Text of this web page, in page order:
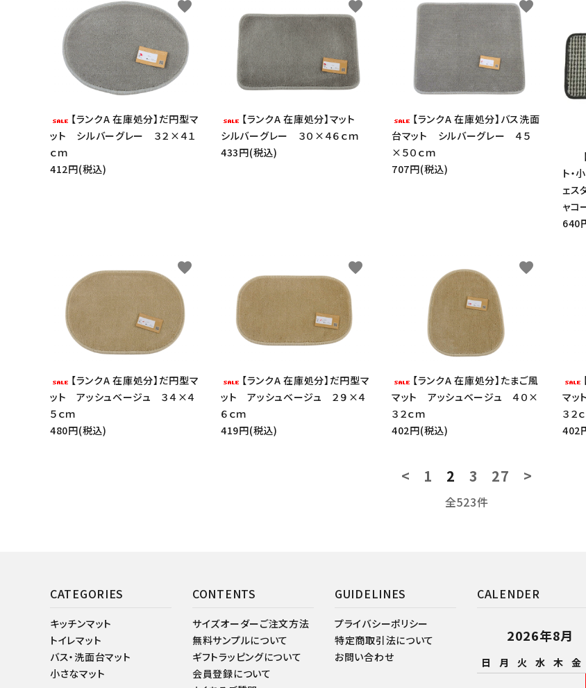
【ランクA 在庫処分】だ円型マ
ット シルバーグレー ３２×４１
ｃｍ
412円(税込)
favorite
【ランクA 在庫処分】マット
シルバーグレー ３０×４６ｃｍ
433円(税込)
favorite
【ランクA 在庫処分】バス洗面
台マット シルバーグレー ４５
×５０ｃｍ
707円(税込)
favorite
ト・
ェス
ャコ
640
【ランクA 在庫処分】だ円型マ
ット アッシュベージュ ３４×４
５ｃｍ
480円(税込)
favorite
【ランクA 在庫処分】だ円型マ
ット アッシュベージュ ２９×４
６ｃｍ
419円(税込)
favorite
【ランクA 在庫処分】たまご風
マット アッシュベージュ ４０×
３２ｃｍ
402円(税込)
favorite
マッ
３２
402
< 1 2 3 27 >
全523件
検索する
CATEGORIES
キッチンマット
トイレマット
バス・洗面台マット
小さなマット
CONTENTS
サイズオーダーご注文方法
無料サンプルについて
ギフトラッピングについて
会員登録について
GUIDELINES
プライバシーポリシー
特定商取引法について
お問い合わせ
CALENDER
2026年8月
日 月 火 水 木 金